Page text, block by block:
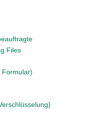
Files
Formular)